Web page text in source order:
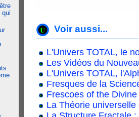
qui
Voir aussi...
L'Univers TOTAL, le
Les Vidéos du
L'Univers TOTAL,
Fresques de la
Frescoes of the
La Théorie